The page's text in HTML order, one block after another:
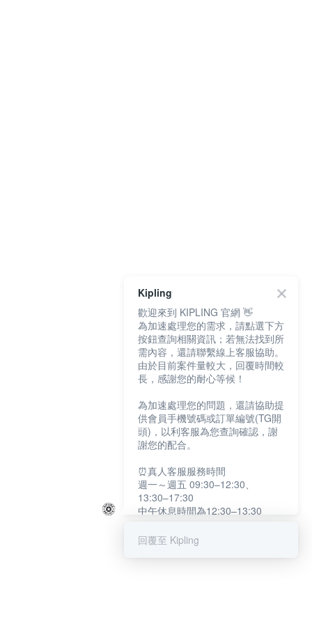
Kipling
歡迎來到 KIPLING 官網 👋
為加速處理您的需求，請點選下方
按鈕查詢相關資訊；若無法找到所
需內容，還請聯繫線上客服協助。
由於目前案件量較大，回覆時間較
長，感謝您的耐心等候！
為加速處理您的問題，還請協助提
供會員手機號碼或訂單編號(TG開
頭)，以利客服為您查詢確認，謝
謝您的配合。
⏰真人客服服務時間
週一～週五 09:30–12:30、
13:30–17:30
中午休息時間為12:30–13:30
提醒您：系統會自動已讀訊息，如
回覆至 Kipling